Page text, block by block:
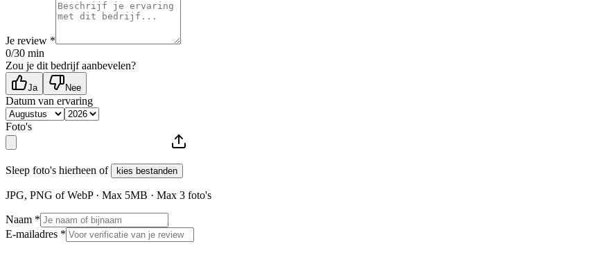
Je review *
0/30 min
Zou je dit bedrijf aanbevelen?
Ja Nee
Datum van ervaring
Foto's
Sleep foto's hierheen of kies bestanden
JPG, PNG of WebP · Max 5MB · Max 3 foto's
Naam *
E-mailadres *